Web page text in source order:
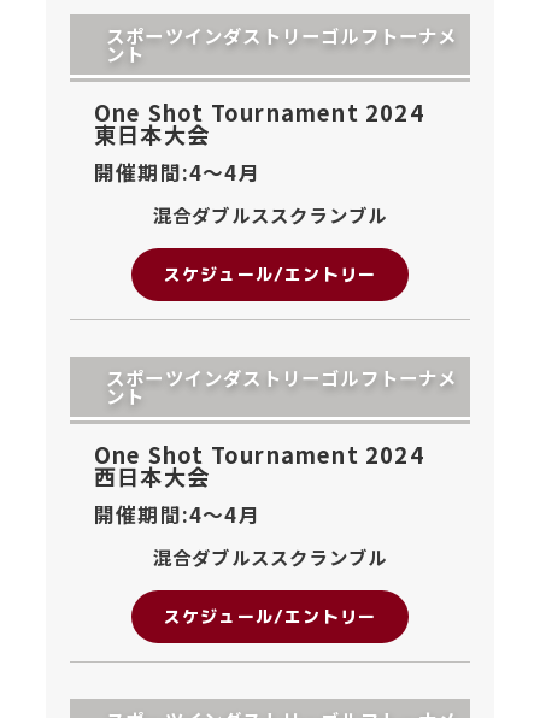
スポーツインダストリーゴルフトーナメ
ント
One Shot Tournament 2024
東日本大会
開催期間:4〜4月
混合ダブルススクランブル
スケジュール/エントリー
スポーツインダストリーゴルフトーナメ
ント
One Shot Tournament 2024
西日本大会
開催期間:4〜4月
混合ダブルススクランブル
スケジュール/エントリー